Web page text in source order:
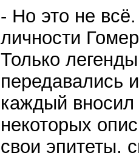
- Но это не
личности
Только
передавались
каждый вносил
некоторых
свои эпитеты,